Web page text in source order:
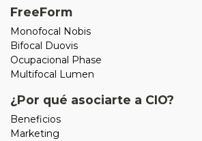
FreeForm
Monofocal Nobis
Bifocal Duovis
Ocupacional Phase
Multifocal Lumen
¿Por qué asociarte a CIO?
Beneficios
Marketing